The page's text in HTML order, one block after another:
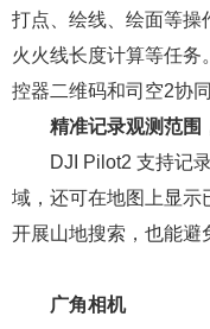
打点、绘线、绘面等操
火火线长度计算等任务
控器二维码和司空2协
精准记录观测范围
DJI Pilot2 支持记
域，还可在地图上显示
开展山地搜索，也能避
广角相机